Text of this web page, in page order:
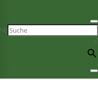
×